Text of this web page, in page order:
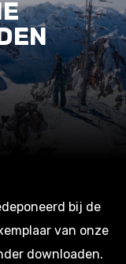
bij de
van onze
downloaden.